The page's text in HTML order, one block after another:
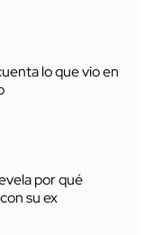
lo que vio en
por qué
su ex